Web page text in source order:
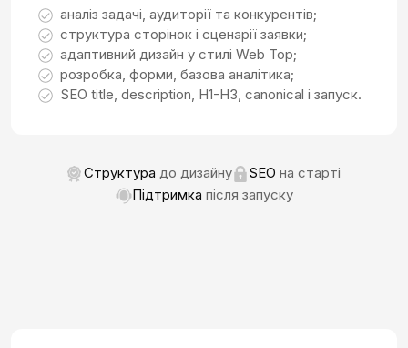
аналіз задачі, аудиторії та конкурентів;
структура сторінок і сценарії заявки;
адаптивний дизайн у стилі Web Top;
розробка, форми, базова аналітика;
SEO title, description, H1-H3, canonical і запуск.
Структура до дизайну SEO на старті
Підтримка після запуску